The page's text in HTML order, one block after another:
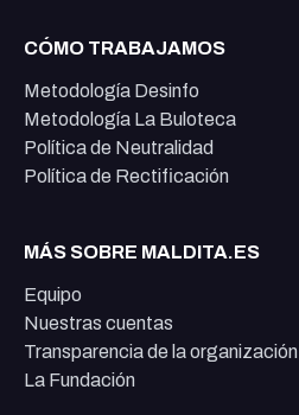
CÓMO TRABAJAMOS
Metodología Desinfo
Metodología La Buloteca
Política de Neutralidad
Política de Rectificación
MÁS SOBRE MALDITA.ES
Equipo
Nuestras cuentas
Transparencia de la organización
La Fundación